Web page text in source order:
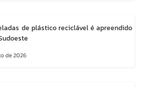
de plástico reciclável é apreendido
de 2026